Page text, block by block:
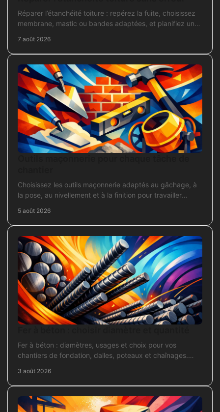
Réparer l’étanchéité toiture : repérez la fuite, choisissez
membrane, mastic ou bandes adaptées, et planifiez une
7 août 2026
Choisissez les outils maçonnerie adaptés au gâchage, à
la pose, au nivellement et à la finition pour travailler
5 août 2026
Fer à béton : diamètres, usages et choix pour vos
chantiers de fondation, dalles, poteaux et chaînages.
3 août 2026